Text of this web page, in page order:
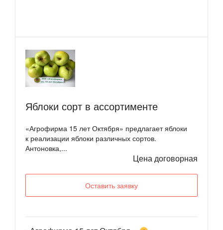
Яблоки сорт в ассортименте
«Агрофирма 15 лет Октября» предлагает яблоки
к реализации яблоки различных сортов.
Антоновка,...
Цена договорная
Оставить заявку